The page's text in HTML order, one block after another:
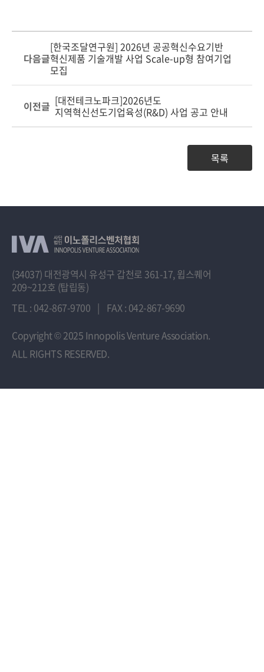
다음글
[한국조달연구원] 2026년 공공혁신수요기반
혁신제품 기술개발 사업 Scale-up형 참여기업
모집
이전글 [대전테크노파크]2026년도
지역혁신선도기업육성(R&D) 사업 공고 안내
목록
(34037) 대전광역시 유성구 갑천로 361-17, 윕스퀘어
209~212호 (탑립동)
TEL : 042-867-9700 | FAX : 042-867-9690
Copyright© 2025 Innopolis Venture Association.
ALL RIGHTS RESERVED.